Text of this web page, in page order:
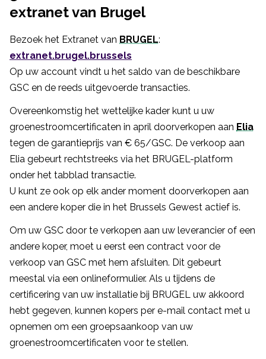
extranet van Brugel
Bezoek het Extranet van BRUGEL:
extranet.brugel.brussels
Op uw account vindt u het saldo van de beschikbare
GSC en de reeds uitgevoerde transacties.
Overeenkomstig het wettelijke kader kunt u uw
groenestroomcertificaten in april doorverkopen aan Elia
tegen de garantieprijs van € 65/GSC. De verkoop aan
Elia gebeurt rechtstreeks via het BRUGEL-platform
onder het tabblad transactie.
U kunt ze ook op elk ander moment doorverkopen aan
een andere koper die in het Brussels Gewest actief is.
Om uw GSC door te verkopen aan uw leverancier of een
andere koper, moet u eerst een contract voor de
verkoop van GSC met hem afsluiten. Dit gebeurt
meestal via een onlineformulier. Als u tijdens de
certificering van uw installatie bij BRUGEL uw akkoord
hebt gegeven, kunnen kopers per e-mail contact met u
opnemen om een groepsaankoop van uw
groenestroomcertificaten voor te stellen.